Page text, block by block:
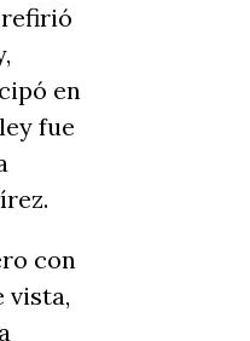
refirió
en
fue
con
vista,